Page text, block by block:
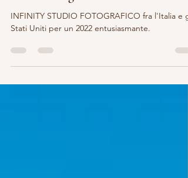
Grazie fotografia.
Stati Uniti per un 2022 entusiasmante.